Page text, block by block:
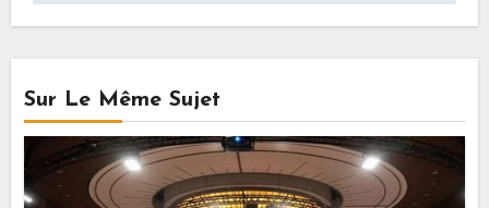
Sur Le Même Sujet